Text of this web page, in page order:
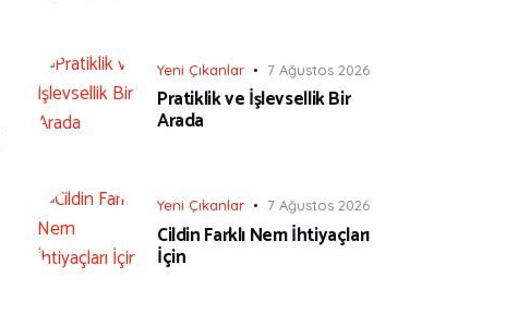
Yeni Çıkanlar 7 Ağustos 2026
Pratiklik ve İşlevsellik Bir
Arada
Yeni Çıkanlar 7 Ağustos 2026
Cildin Farklı Nem İhtiyaçları
İçin